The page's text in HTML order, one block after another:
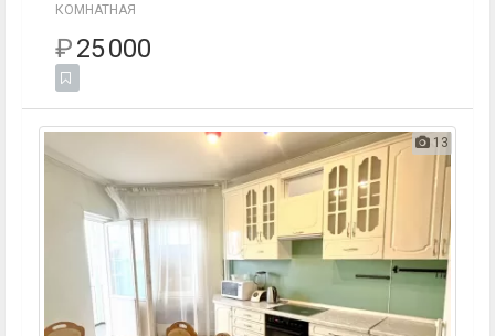
КОМНАТНАЯ
₽25 000
13